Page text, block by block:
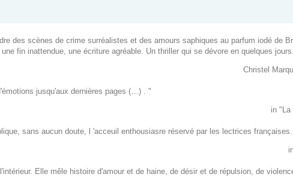
des scènes de crime surréalistes et des amours saphiques au parfum iodé de
fin inattendue, une écriture agréable. Un thriller qui se dévore en quelques
Christel
jusqu'aux dernières pages (…) . "
in "La
sans aucun doute, l 'acceuil enthousiasre réservé par les lectrices
Elle mêle histoire d'amour et de haine, de désir et de répulsion, de